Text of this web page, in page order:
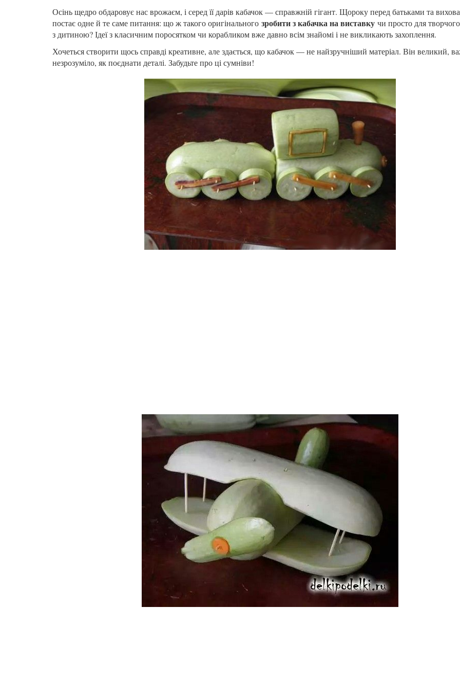
Осінь щедро обдаровує нас врожаєм, і серед її дарів кабачок — справжній гігант. Щороку перед батьками та
постає одне й те саме питання: що ж такого оригінального зробити з кабачка на виставку чи просто для
з дитиною? Ідеї з класичним поросятком чи корабликом вже давно всім знайомі і не викликають захоплення.
Хочеться створити щось справді креативне, але здається, що кабачок — не найзручніший матеріал. Він великий,
незрозуміло, як поєднати деталі. Забудьте про ці сумніви!